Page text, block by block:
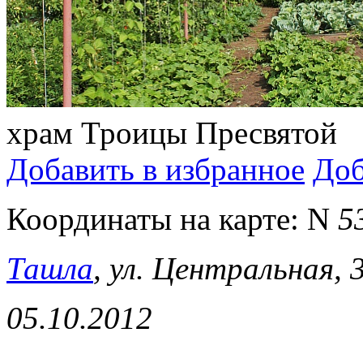
храм Троицы Пресвятой
Добавить в избранное
Координаты на карте: N
Ташла, ул. Центральная,
05.10.2012